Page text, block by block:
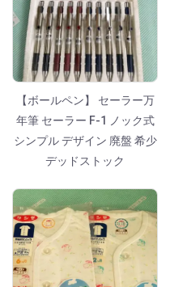
【ボールペン】 セーラー万
年筆 セーラー F-1 ノック式
シンプル デザイン 廃盤 希少
デッドストック